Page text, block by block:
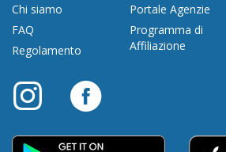
Chi siamo
FAQ
Regolamento
Portale Agenzie
Programma di
Affiliazione